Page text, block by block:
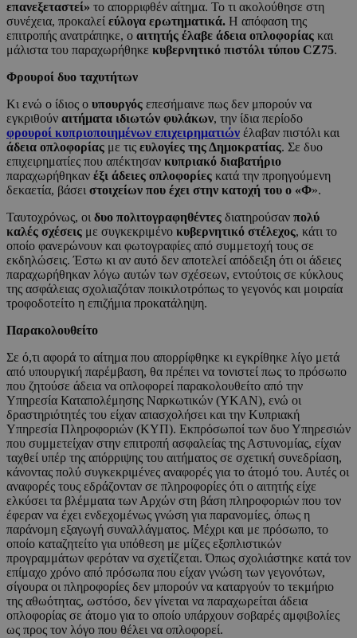
επανεξεταστεί» το απορριφθέν αίτημα. Το τι ακολούθησε στη
συνέχεια, προκαλεί εύλογα ερωτηματικά. Η απόφαση της
επιτροπής ανατράπηκε, ο αιτητής έλαβε άδεια οπλοφορίας και
μάλιστα του παραχωρήθηκε κυβερνητικό πιστόλι τύπου CZ75.
Φρουροί δυο ταχυτήτων
Κι ενώ ο ίδιος ο υπουργός επεσήμαινε πως δεν μπορούν να
εγκριθούν αιτήματα ιδιωτών φυλάκων, την ίδια περίοδο
φρουροί κυπριοποιημένων επιχειρηματιών έλαβαν πιστόλι και
άδεια οπλοφορίας με τις ευλογίες της Δημοκρατίας. Σε δυο
επιχειρηματίες που απέκτησαν κυπριακό διαβατήριο
παραχωρήθηκαν έξι άδειες οπλοφορίες κατά την προηγούμενη
δεκαετία, βάσει στοιχείων που έχει στην κατοχή του ο «Φ».
Ταυτοχρόνως, οι δυο πολιτογραφηθέντες διατηρούσαν πολύ
καλές σχέσεις με συγκεκριμένο κυβερνητικό στέλεχος, κάτι το
οποίο φανερώνουν και φωτογραφίες από συμμετοχή τους σε
εκδηλώσεις. Έστω κι αν αυτό δεν αποτελεί απόδειξη ότι οι άδειες
παραχωρήθηκαν λόγω αυτών των σχέσεων, εντούτοις σε κύκλους
της ασφάλειας σχολιαζόταν ποικιλοτρόπως το γεγονός και μοιραία
τροφοδοτείτο η επιζήμια προκατάληψη.
Παρακολουθείτο
Σε ό,τι αφορά το αίτημα που απορρίφθηκε κι εγκρίθηκε λίγο μετά
από υπουργική παρέμβαση, θα πρέπει να τονιστεί πως το πρόσωπο
που ζητούσε άδεια να οπλοφορεί παρακολουθείτο από την
Υπηρεσία Καταπολέμησης Ναρκωτικών (ΥΚΑΝ), ενώ οι
δραστηριότητές του είχαν απασχολήσει και την Κυπριακή
Υπηρεσία Πληροφοριών (ΚΥΠ). Εκπρόσωποί των δυο Υπηρεσιών
που συμμετείχαν στην επιτροπή ασφαλείας της Αστυνομίας, είχαν
ταχθεί υπέρ της απόρριψης του αιτήματος σε σχετική συνεδρίαση,
κάνοντας πολύ συγκεκριμένες αναφορές για το άτομό του. Αυτές οι
αναφορές τους εδράζονταν σε πληροφορίες ότι ο αιτητής είχε
ελκύσει τα βλέμματα των Αρχών στη βάση πληροφοριών που τον
έφεραν να έχει ενδεχομένως γνώση για παρανομίες, όπως η
παράνομη εξαγωγή συναλλάγματος. Μέχρι και με πρόσωπο, το
οποίο καταζητείτο για υπόθεση με μίζες εξοπλιστικών
προγραμμάτων φερόταν να σχετίζεται. Όπως σχολιάστηκε κατά τον
επίμαχο χρόνο από πρόσωπα που είχαν γνώση των γεγονότων,
σίγουρα οι πληροφορίες δεν μπορούν να καταργούν το τεκμήριο
της αθωότητας, ωστόσο, δεν γίνεται να παραχωρείται άδεια
οπλοφορίας σε άτομο για το οποίο υπάρχουν σοβαρές αμφιβολίες
ως προς τον λόγο που θέλει να οπλοφορεί.